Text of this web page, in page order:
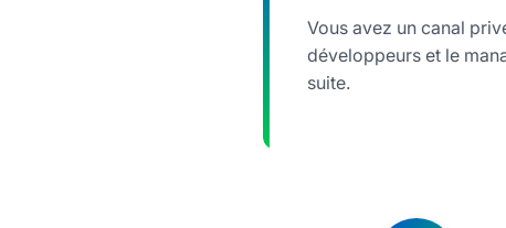
Vous avez un canal
développeurs et le
suite.